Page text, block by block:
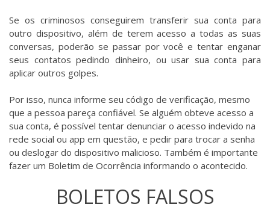
Se os criminosos conseguirem transferir sua conta para
outro dispositivo, além de terem acesso a todas as suas
conversas, poderão se passar por você e tentar enganar
seus contatos pedindo dinheiro, ou usar sua conta para
aplicar outros golpes.
Por isso, nunca informe seu código de verificação, mesmo
que a pessoa pareça confiável. Se alguém obteve acesso a
sua conta, é possível tentar denunciar o acesso indevido na
rede social ou app em questão, e pedir para trocar a senha
ou deslogar do dispositivo malicioso. Também é importante
fazer um Boletim de Ocorrência informando o acontecido.
BOLETOS FALSOS